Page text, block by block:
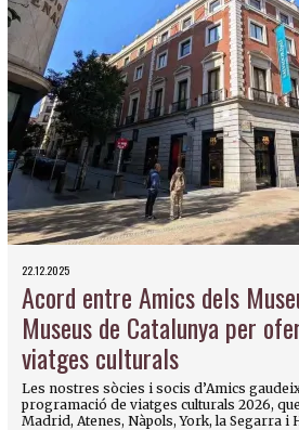
22.12.2025
Acord entre Amics dels
Museus de Catalunya per
viatges culturals
Les nostres sòcies i socis d’Amics
programació de viatges culturals 2026,
Madrid, Atenes, Nàpols, York, la Segarra i